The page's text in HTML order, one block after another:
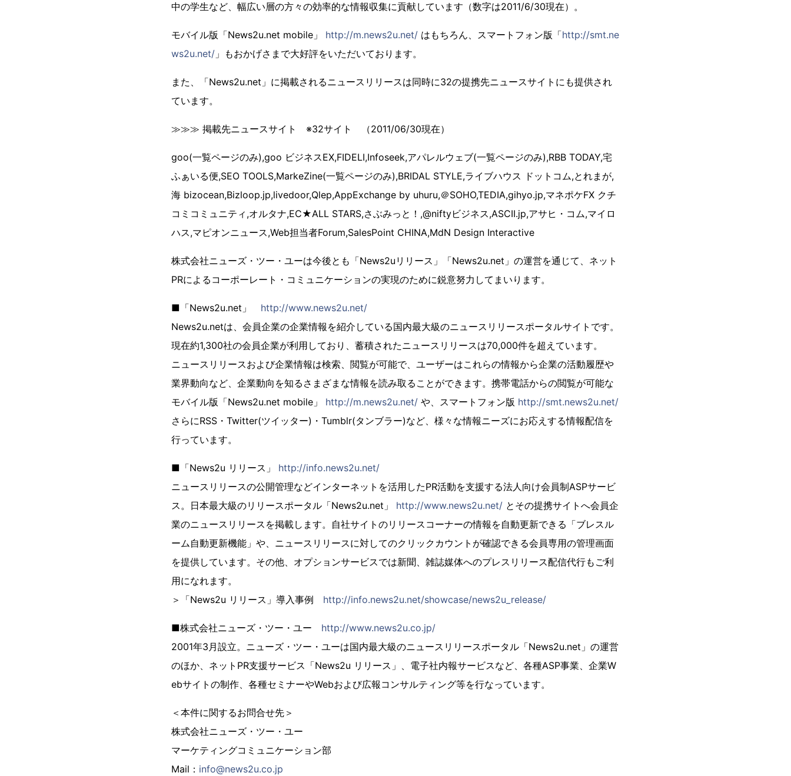
中の学生など、幅広い層の方々の効率的な情報収集に貢献しています（数字は2011/6/30現在）。
モバイル版「News2u.net mobile」 http://m.news2u.net/ はもちろん、スマートフォン版「http://smt.ne
ws2u.net/ 」もおかげさまで大好評をいただいております。
また、「News2u.net」に掲載されるニュースリリースは同時に32の提携先ニュースサイトにも提供され
ています。
≫≫≫ 掲載先ニュースサイト ※32サイト （2011/06/30現在）
goo(一覧ページのみ),goo ビジネスEX,FIDELI,Infoseek,アパレルウェブ(一覧ページのみ),RBB TODAY,宅
ふぁいる便,SEO TOOLS,MarkeZine(一覧ページのみ),BRIDAL STYLE,ライブハウス ドットコム,とれまが,
海 bizocean,Bizloop.jp,livedoor,Qlep,AppExchange by uhuru,＠SOHO,TEDIA,gihyo.jp,マネポケFX クチ
コミコミュニティ,オルタナ,EC★ALL STARS,さぶみっと！,@niftyビジネス,ASCII.jp,アサヒ・コム,マイロ
ハス,マピオンニュース,Web担当者Forum,SalesPoint CHINA,MdN Design Interactive
株式会社ニューズ・ツー・ユーは今後とも「News2uリリース」「News2u.net」の運営を通じて、ネット
PRによるコーポーレート・コミュニケーションの実現のために鋭意努力してまいります。
■「News2u.net」 http://www.news2u.net/
News2u.netは、会員企業の企業情報を紹介している国内最大級のニュースリリースポータルサイトです。
現在約1,300社の会員企業が利用しており、蓄積されたニュースリリースは70,000件を超えています。
ニュースリリースおよび企業情報は検索、閲覧が可能で、ユーザーはこれらの情報から企業の活動履歴や
業界動向など、企業動向を知るさまざまな情報を読み取ることができます。携帯電話からの閲覧が可能な
モバイル版「News2u.net mobile」 http://m.news2u.net/ や、スマートフォン版 http://smt.news2u.net/
さらにRSS・Twitter(ツイッター)・Tumblr(タンブラー)など、様々な情報ニーズにお応えする情報配信を
行っています。
■「News2u リリース」 http://info.news2u.net/
ニュースリリースの公開管理などインターネットを活用したPR活動を支援する法人向け会員制ASPサービ
ス。日本最大級のリリースポータル「News2u.net」 http://www.news2u.net/ とその提携サイトへ会員企
業のニュースリリースを掲載します。自社サイトのリリースコーナーの情報を自動更新できる「ブレスル
ーム自動更新機能」や、ニュースリリースに対してのクリックカウントが確認できる会員専用の管理画面
を提供しています。その他、オプションサービスでは新聞、雑誌媒体へのプレスリリース配信代行もご利
用になれます。
＞「News2u リリース」導入事例 http://info.news2u.net/showcase/news2u_release/
■株式会社ニューズ・ツー・ユー http://www.news2u.co.jp/
2001年3月設立。ニューズ・ツー・ユーは国内最大級のニュースリリースポータル「News2u.net」の運営
のほか、ネットPR支援サービス「News2u リリース」、電子社内報サービスなど、各種ASP事業、企業W
ebサイトの制作、各種セミナーやWebおよび広報コンサルティング等を行なっています。
＜本件に関するお問合せ先＞
株式会社ニューズ・ツー・ユー
マーケティングコミュニケーション部
Mail： info@news2u.co.jp